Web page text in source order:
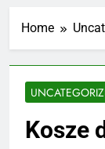
Home
Kosze